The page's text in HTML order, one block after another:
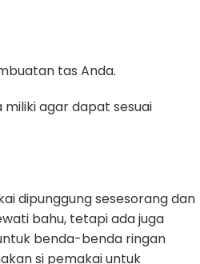
tas Anda.
agar dapat sesuai
dipunggung sesesorang dan
bahu, tetapi ada juga
benda-benda ringan
si pemakai untuk